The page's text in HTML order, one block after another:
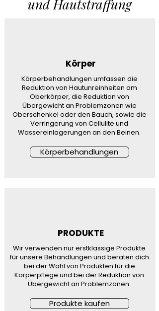
und Hautstraffung
Körper
Körperbehandlungen umfassen die
Reduktion von Hautunreinheiten am
Oberkörper, die Reduktion von
Übergewicht an Problemzonen wie
Oberschenkel oder den Bauch, sowie die
Verringerung von Cellulite und
Wassereinlagerungen an den Beinen.
Körperbehandlungen
PRODUKTE
Wir verwenden nur erstklassige Produkte
für unsere Behandlungen und beraten dich
bei der Wahl von Produkten für die
Körperpflege und bei der Reduktion von
Übergewicht an Problemzonen.
Produkte kaufen